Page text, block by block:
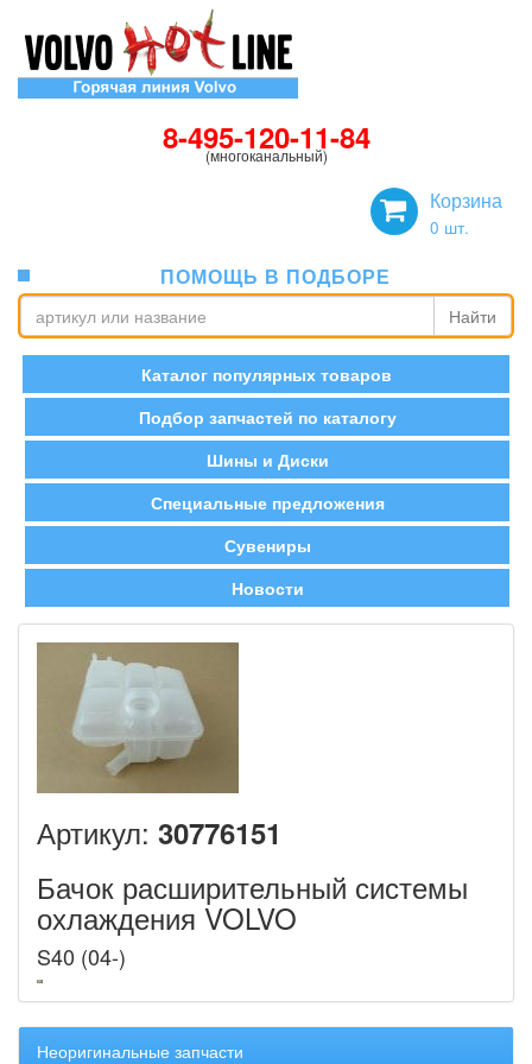
8-495-120-11-84
(многоканальный)
Корзина
0 шт.
ПОМОЩЬ В ПОДБОРЕ
Найти
Каталог популярных товаров
Подбор запчастей по каталогу
Шины и Диски
Специальные предложения
Сувениры
Новости
Артикул: 30776151
Бачок расширительный системы
охлаждения VOLVO
S40 (04-)
Неоригинальные запчасти